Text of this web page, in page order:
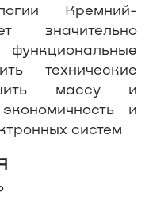
Кремний-
значительно
технические
массу и
и
систем